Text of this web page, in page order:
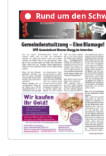
Rund um den